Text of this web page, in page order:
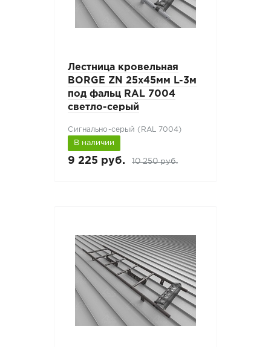
Лестница кровельная
BORGE ZN 25х45мм L-3м
под фальц RAL 7004
светло-серый
Сигнально-серый (RAL 7004)
В наличии
9 225 руб. 10 250 руб.